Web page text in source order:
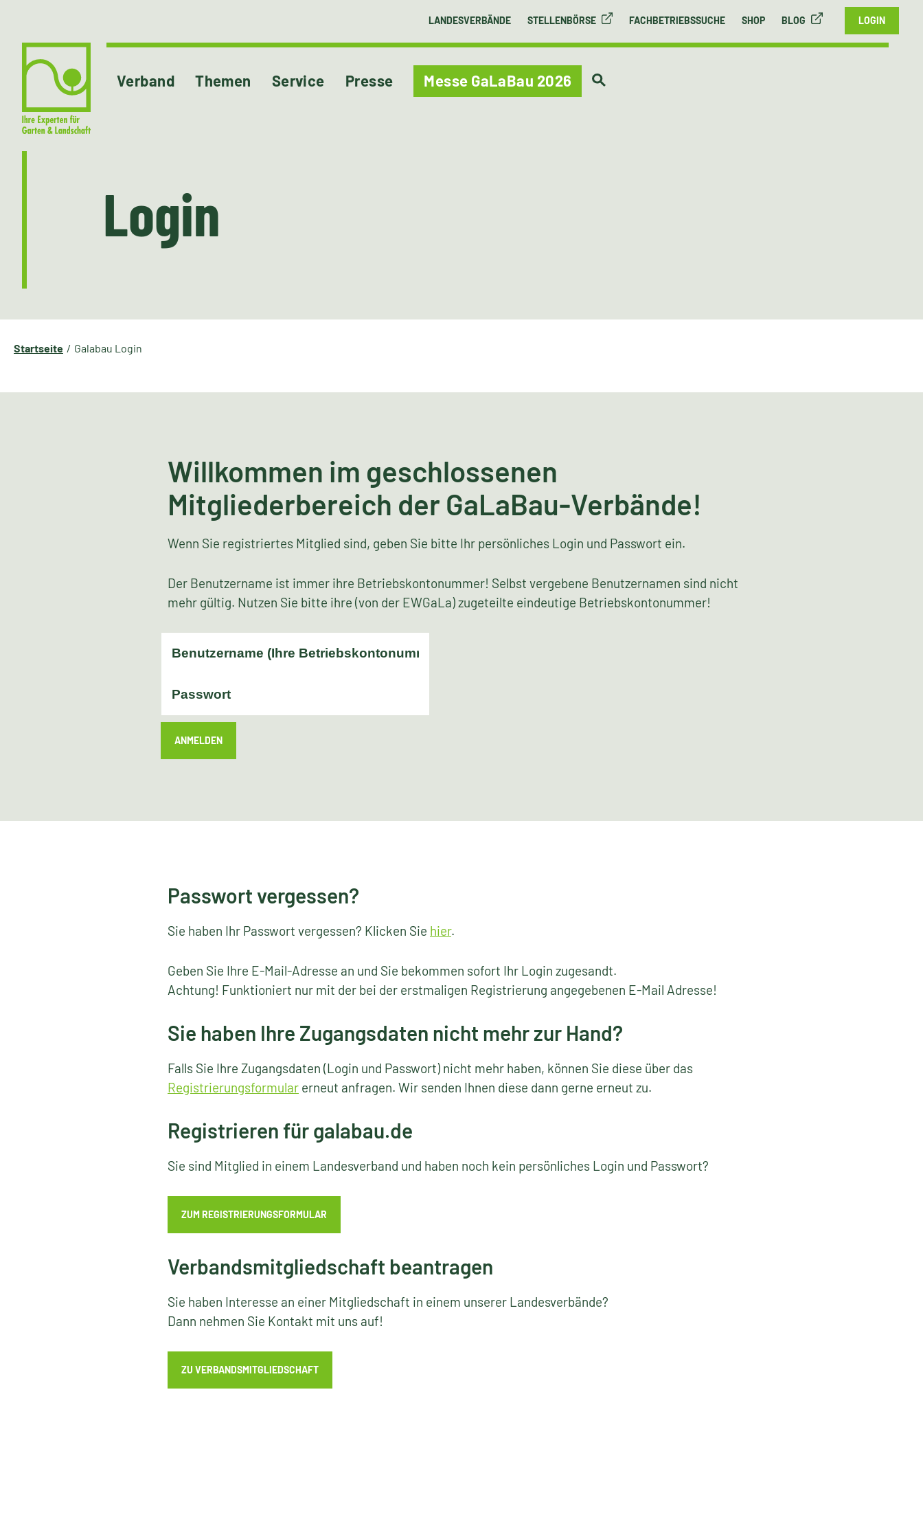
LANDESVERBÄNDE STELLENBÖRSE FACHBETRIEBSSUCHE SHOP BLOG LOGIN
Verband Themen Service Presse Messe GaLaBau 2026
Login
Startseite Galabau Login
Willkommen im geschlossenen
Mitgliederbereich der GaLaBau-Verbände!
Wenn Sie registriertes Mitglied sind, geben Sie bitte Ihr persönliches Login und Passwort ein.
Der Benutzername ist immer ihre Betriebskontonummer! Selbst vergebene Benutzernamen sind nicht
mehr gültig. Nutzen Sie bitte ihre (von der EWGaLa) zugeteilte eindeutige Betriebskontonummer!
ANMELDEN
Passwort vergessen?
Sie haben Ihr Passwort vergessen? Klicken Sie hier.
Geben Sie Ihre E-Mail-Adresse an und Sie bekommen sofort Ihr Login zugesandt.
Achtung! Funktioniert nur mit der bei der erstmaligen Registrierung angegebenen E-Mail Adresse!
Sie haben Ihre Zugangsdaten nicht mehr zur Hand?
Falls Sie Ihre Zugangsdaten (Login und Passwort) nicht mehr haben, können Sie diese über das
Registrierungsformular erneut anfragen. Wir senden Ihnen diese dann gerne erneut zu.
Registrieren für galabau.de
Sie sind Mitglied in einem Landesverband und haben noch kein persönliches Login und Passwort?
ZUM REGISTRIERUNGSFORMULAR
Verbandsmitgliedschaft beantragen
Sie haben Interesse an einer Mitgliedschaft in einem unserer Landesverbände?
Dann nehmen Sie Kontakt mit uns auf!
ZU VERBANDSMITGLIEDSCHAFT